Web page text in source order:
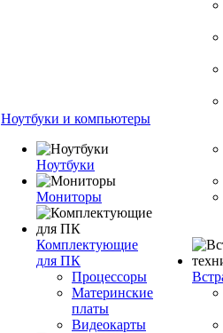
Ноутбуки и компьютеры
Ноутбуки
Мониторы
Комплектующие
для ПК
Процессоры
Материнские
платы
Видеокарты